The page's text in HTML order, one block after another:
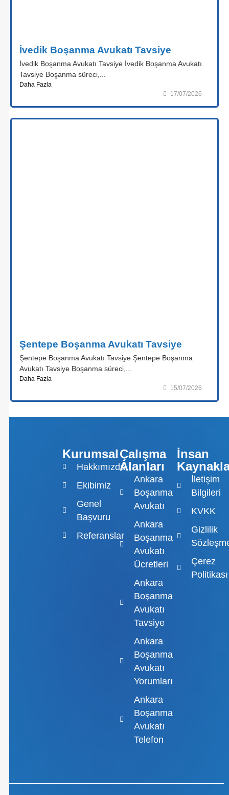
İvedik Boşanma Avukatı Tavsiye
İvedik Boşanma Avukatı Tavsiye İvedik Boşanma Avukatı
Tavsiye Boşanma süreci,...
Daha Fazla
17/07/2026
Şentepe Boşanma Avukatı Tavsiye
Şentepe Boşanma Avukatı Tavsiye Şentepe Boşanma
Avukatı Tavsiye Boşanma süreci,...
Daha Fazla
15/07/2026
Kurumsal
Hakkımızda
Ekibimiz
Genel
Başvuru
Referanslar
Çalışma
Alanları
Ankara
Boşanma
Avukatı
Ankara
Boşanma
Avukatı
Ücretleri
Ankara
Boşanma
Avukatı
Tavsiye
Ankara
Boşanma
Avukatı
Yorumları
Ankara
Boşanma
Avukatı
Telefon
İnsan
İletişim
Bilgileri
KVKK
Gizlilik
Çerez
Politikası